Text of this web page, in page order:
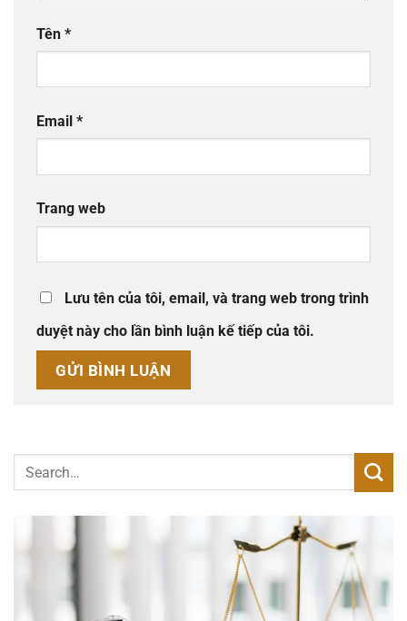
Tên *
Email *
Trang web
Lưu tên của tôi, email, và trang web trong trình
duyệt này cho lần bình luận kế tiếp của tôi.